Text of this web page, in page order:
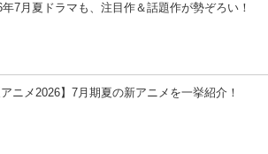
年7月夏ドラマも、注目作＆話題作が勢ぞろい！
アニメ2026】7月期夏の新アニメを一挙紹介！